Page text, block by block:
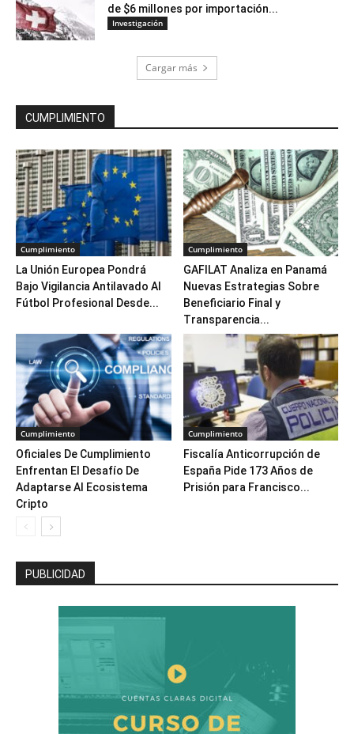
de $6 millones por importación...
Investigación
Cargar más
CUMPLIMIENTO
Cumplimiento
La Unión Europea Pondrá
Bajo Vigilancia Antilavado Al
Fútbol Profesional Desde...
Cumplimiento
GAFILAT Analiza en Panamá
Nuevas Estrategias Sobre
Beneficiario Final y
Transparencia...
Cumplimiento
Oficiales De Cumplimiento
Enfrentan El Desafío De
Adaptarse Al Ecosistema
Cripto
Cumplimiento
Fiscalía Anticorrupción de
España Pide 173 Años de
Prisión para Francisco...
PUBLICIDAD